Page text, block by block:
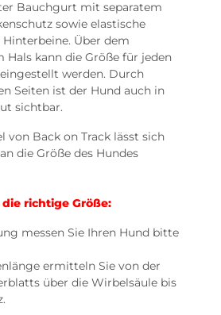
Bauchgurt mit separatem
sowie elastische
Über dem
Hals kann die Größe für jeden
werden. Durch
Seiten ist der Hund auch in
sichtbar.
von Back on Track lässt sich
die Größe des Hundes
richtige Größe:
messen Sie Ihren Hund bitte
ermitteln Sie von der
über die Wirbelsäule bis